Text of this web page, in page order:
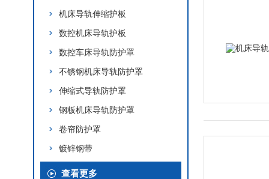
机床导轨伸缩护板
数控机床导轨护板
数控车床导轨防护罩
不锈钢机床导轨防护罩
伸缩式导轨防护罩
钢板机床导轨防护罩
卷帘防护罩
镀锌钢带
查看更多